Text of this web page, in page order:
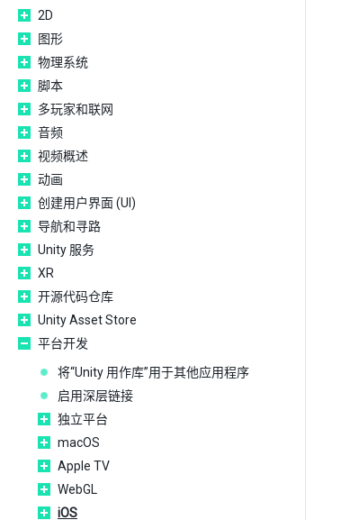
2D
图形
物理系统
脚本
多玩家和联网
音频
视频概述
动画
创建用户界面 (UI)
导航和寻路
Unity 服务
XR
开源代码仓库
Unity Asset Store
平台开发
将“Unity 用作库”用于其他应用程序
启用深层链接
独立平台
macOS
Apple TV
WebGL
iOS